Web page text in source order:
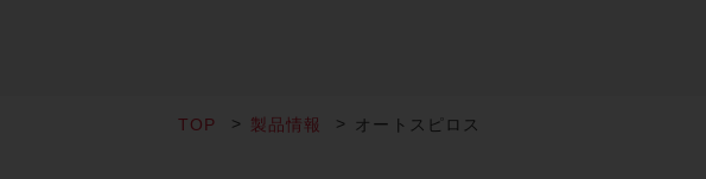
TOP 製品情報 オートスピロス